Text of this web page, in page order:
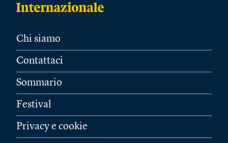
Chi siamo
Contattaci
Sommario
Festival
Privacy e cookie